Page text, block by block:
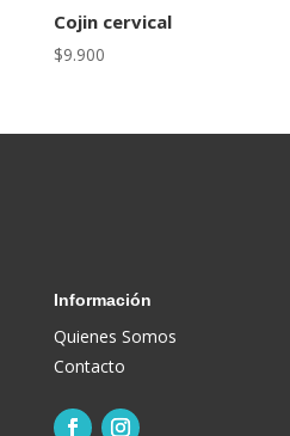
Cojin cervical
$9.900
Información
Quienes Somos
Contacto